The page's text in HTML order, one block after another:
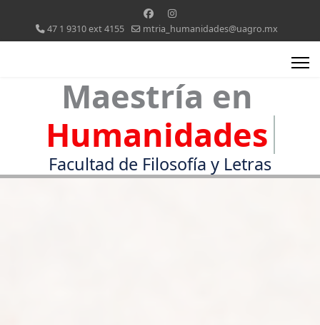
47 1 9310 ext 4155 mtria_humanidades@uagro.mx
Maestría en
Humanidades
Facultad de Filosofía y Letras